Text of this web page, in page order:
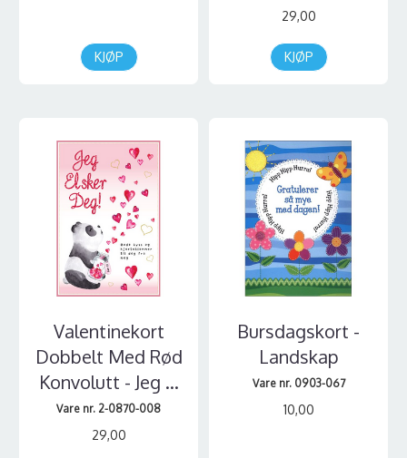
KJØP
29,00
KJØP
Valentinekort
Dobbelt Med Rød
Konvolutt - Jeg ...
Vare nr. 2-0870-008
29,00
Bursdagskort -
Landskap
Vare nr. 0903-067
10,00